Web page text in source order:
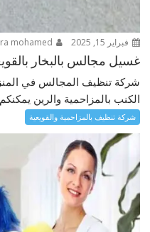
فبراير 15, 2025
غسيل مجالس بالبخار بالقويعية
شركة تنظيف المجالس في
الكنب بالمزاحمية والرين
شركة تنظيف بالمزاحمية والقويعية